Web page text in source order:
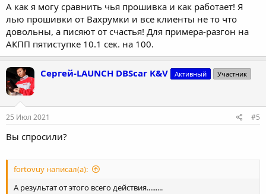
А как я могу сравнить чья прошивка и как работает! Я
лью прошивки от Вахрумки и все клиенты не то что
довольны, а писяют от счастья! Для примера-разгон на
АКПП пятиступке 10.1 сек. на 100.
Сергей-LAUNCH DBScar K&V Активный Участник
25 Июл 2021 #5
Вы спросили?
fortovuy написал(а):
А результат от этого всего действия.........